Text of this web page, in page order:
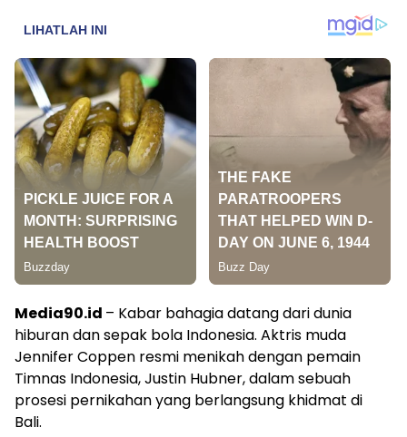
Media90.id – Kabar bahagia datang dari dunia
hiburan dan sepak bola Indonesia. Aktris muda
Jennifer Coppen resmi menikah dengan pemain
Timnas Indonesia, Justin Hubner, dalam sebuah
prosesi pernikahan yang berlangsung khidmat di
Bali.